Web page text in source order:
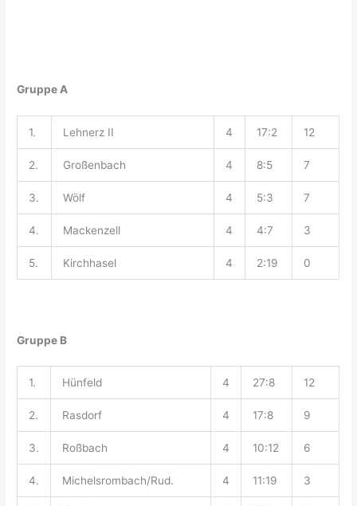
Gruppe A
1. Lehnerz II 4 17:2 12
2. Großenbach 4 8:5 7
3. Wölf 4 5:3 7
4. Mackenzell 4 4:7 3
5. Kirchhasel 4 2:19 0
Gruppe B
1. Hünfeld 4 27:8 12
2. Rasdorf 4 17:8 9
3. Roßbach 4 10:12 6
4. Michelsrombach/Rud. 4 11:19 3